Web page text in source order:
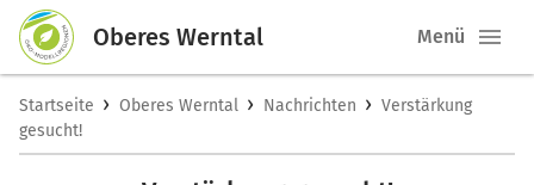
Oberes Werntal Menü
Startseite › Oberes Werntal › Nachrichten › Verstärkung
gesucht!